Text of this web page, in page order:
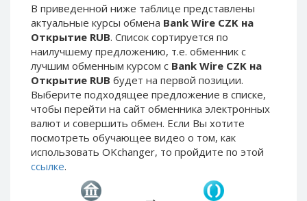
В приведенной ниже таблице представлены
актуальные курсы обмена Bank Wire CZK на
Открытие RUB. Список сортируется по
наилучшему предложению, т.е. обменник с
лучшим обменным курсом с Bank Wire CZK на
Открытие RUB будет на первой позиции.
Выберите подходящее предложение в списке,
чтобы перейти на сайт обменника электронных
валют и совершить обмен. Если Вы хотите
посмотреть обучающее видео о том, как
использовать OKchanger, то пройдите по этой
ссылке.
ЮMoney RUB
ЮMoney KZT
PayPal USD
PayPal EUR
PayPal GBP
PayPal CAD
PayPal AUD
PayPal RUB
PayPal CZK
ЮMoney RUB
ЮMoney KZT
PayPal USD
PayPal EUR
PayPal GBP
PayPal CAD
PayPal AUD
PayPal RUB
PayPal DKK